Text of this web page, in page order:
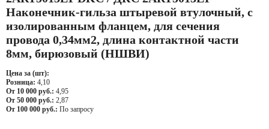
Наконечник-гильза штыревой втулочный, с
изолированным фланцем, для сечения
провода 0,34мм2, длина контактной части
8мм, бирюзовый (НШВИ)
Цена за (шт):
Розница: 4,10
От 10 000 руб.: 4,95
От 50 000 руб.: 2,87
От 100 000 руб.: По запросу